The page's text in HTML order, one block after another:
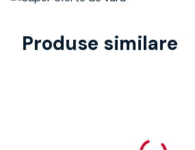
Produse similare